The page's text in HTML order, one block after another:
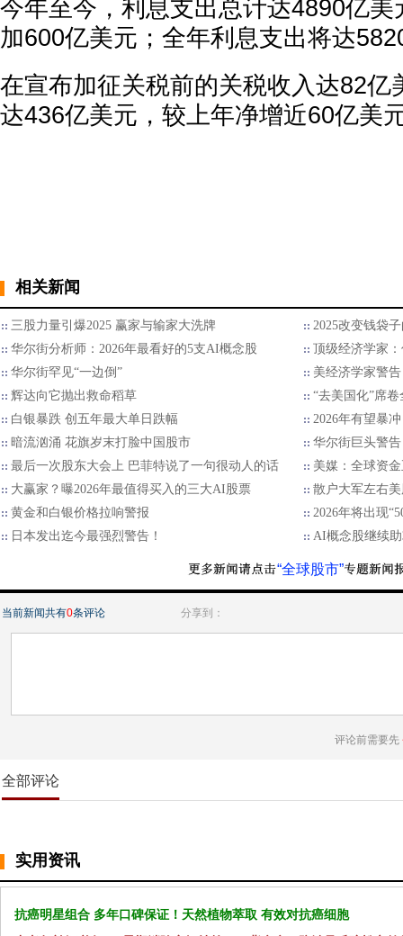
今年至今，利息支出总计达4890亿
加600亿美元；全年利息支出将达
在宣布加征关税前的关税收入达82亿
达436亿美元，较上年净增近60亿美
相关新闻
三股力量引爆2025 赢家与输家大洗牌
2025改变钱袋
华尔街分析师：2026年最看好的5支AI概念股
顶级经济学家
华尔街罕见“一边倒”
美经济学家警
辉达向它抛出救命稻草
“去美国化”席
白银暴跌 创五年最大单日跌幅
2026年有望暴
暗流汹涌 花旗岁末打脸中国股市
华尔街巨头警告
最后一次股东大会上 巴菲特说了一句很动人的话
美媒：全球资
大赢家？曝2026年最值得买入的三大AI股票
散户大军左右
黄金和白银价格拉响警报
2026年将出现
日本发出迄今最强烈警告！
AI概念股继续
“全球股市”
当前新闻共有0条评论 分享到：
评论前需要先
全部评论
实用资讯
抗癌明星组合 多年口碑保证！天然植物萃取 有效对抗癌细胞